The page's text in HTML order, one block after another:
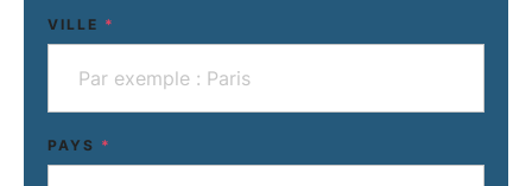
VILLE *
PAYS *